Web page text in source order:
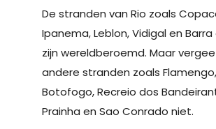
De stranden van Rio zoals
Ipanema, Leblon, Vidigal en Barra
zijn wereldberoemd. Maar
andere stranden zoals Flamengo,
Botofogo, Recreio dos
Prainha en Sao Conrado niet.